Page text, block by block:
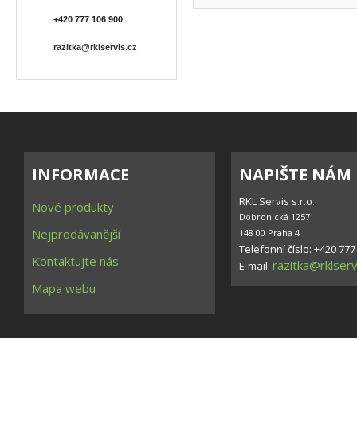
+420 777 106 900
razitka@rklservis.cz
INFORMACE
Nové produkty
Nejprodávanější
Kontaktujte nás
Mapa webu
NAPIŠTE NÁM
RKL Servis s.r.o.
Dobronická 1257
148 00 Praha 4
Telefonní číslo: +420 777
E-mail: